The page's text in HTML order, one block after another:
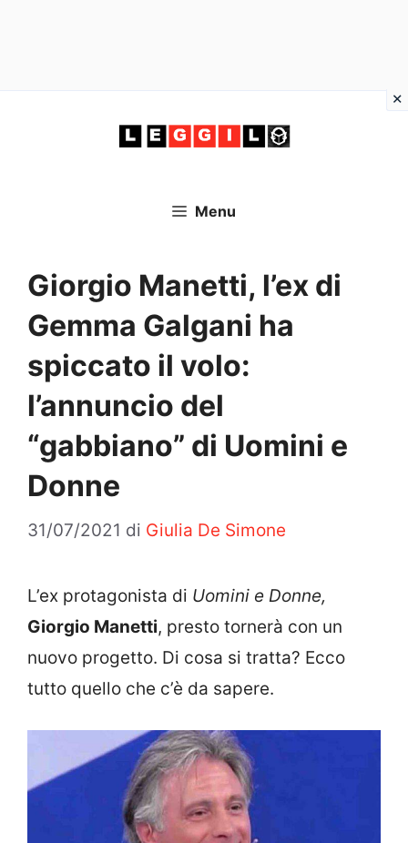
Menu
Giorgio Manetti, l’ex di
Gemma Galgani ha
spiccato il volo:
l’annuncio del
“gabbiano” di Uomini e
Donne
31/07/2021 di Giulia De Simone
L’ex protagonista di Uomini e Donne,
Giorgio Manetti, presto tornerà con un
nuovo progetto. Di cosa si tratta? Ecco
tutto quello che c’è da sapere.